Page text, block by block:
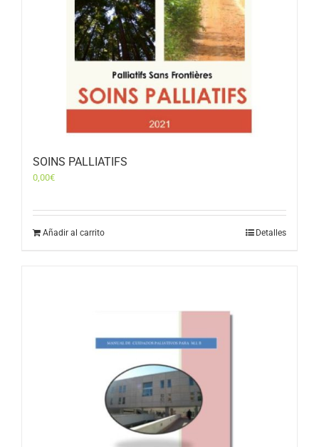
SOINS PALLIATIFS
0,00€
Añadir al carrito Detalles